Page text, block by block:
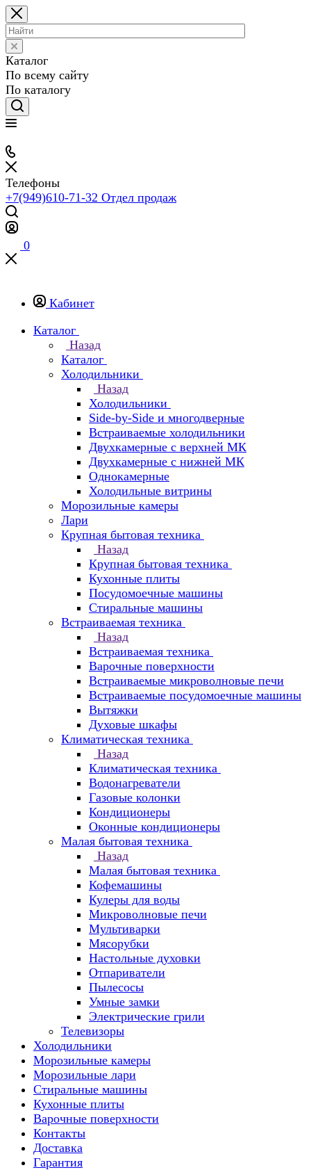
Каталог
По всему сайту
По каталогу
Телефоны
+7(949)610-71-32 Отдел продаж
0
Кабинет
Каталог
Назад
Каталог
Холодильники
Назад
Холодильники
Side-by-Side и многодверные
Встраиваемые холодильники
Двухкамерные с верхней МК
Двухкамерные с нижней МК
Однокамерные
Холодильные витрины
Морозильные камеры
Лари
Крупная бытовая техника
Назад
Крупная бытовая техника
Кухонные плиты
Посудомоечные машины
Стиральные машины
Встраиваемая техника
Назад
Встраиваемая техника
Варочные поверхности
Встраиваемые микроволновые печи
Встраиваемые посудомоечные машины
Вытяжки
Духовые шкафы
Климатическая техника
Назад
Климатическая техника
Водонагреватели
Газовые колонки
Кондиционеры
Оконные кондиционеры
Малая бытовая техника
Назад
Малая бытовая техника
Кофемашины
Кулеры для воды
Микроволновые печи
Мультиварки
Мясорубки
Настольные духовки
Отпариватели
Пылесосы
Умные замки
Электрические грили
Телевизоры
Холодильники
Морозильные камеры
Морозильные лари
Стиральные машины
Кухонные плиты
Варочные поверхности
Контакты
Доставка
Гарантия